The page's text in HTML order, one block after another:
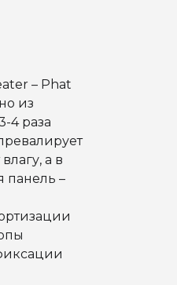
– Phat
из
4 раза
а в
панель –